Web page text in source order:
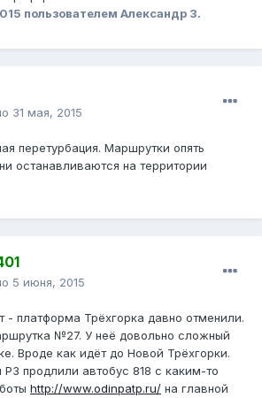
пользователем Александр З.
31 мая, 2015
перетурбация. Маршрутки опять
останавливаются на территории
5 июня, 2015
платформа Трёхгорка давно отменили.
№27. У неё довольно сложный
Вроде как идёт до Новой Трёхгорки.
продлили автобус 818 с каким-то
http://www.odinpatp.ru/ на главной